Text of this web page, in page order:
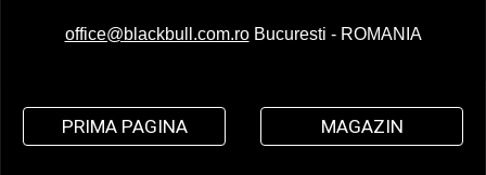
office@blackbull.com.roBucuresti - ROMANIA
PRIMA PAGINA MAGAZIN